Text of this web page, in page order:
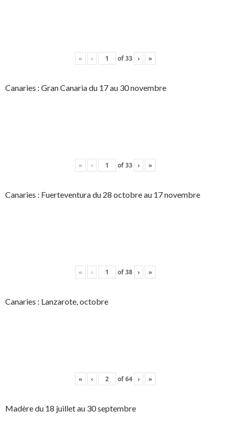
« ‹ of33 › »
Canaries : Gran Canaria du 17 au 30 novembre
« ‹ of33 › »
Canaries : Fuerteventura du 28 octobre au 17 novembre
« ‹ of38 › »
Canaries : Lanzarote, octobre
« ‹ of64 › »
Madère du 18 juillet au 30 septembre